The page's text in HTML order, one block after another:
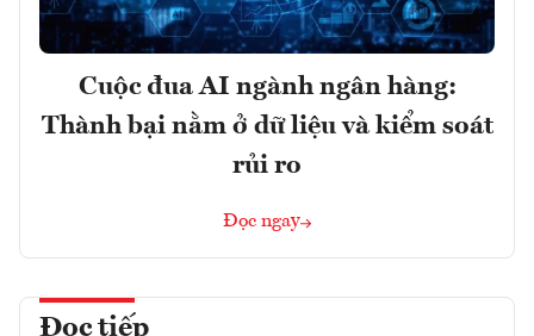
Cuộc đua AI ngành ngân hàng:
Thành bại nằm ở dữ liệu và kiểm soát
rủi ro
Đọc ngay
Đọc tiếp